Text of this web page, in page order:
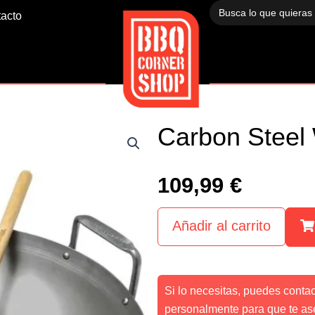
Buscar:
Carbon Steel
109,99 €
Añadir al carrito
Si lo necesitas, puedes
personalmente para que te